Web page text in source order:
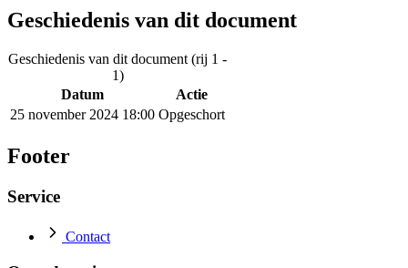
Geschiedenis van dit document
Geschiedenis van dit document (rij 1 -
1)
Datum
Actie
25 november 2024 18:00 Opgeschort
Footer
Service
Contact